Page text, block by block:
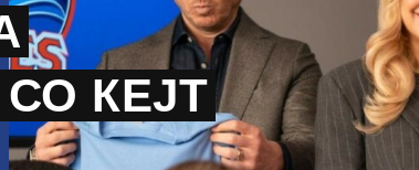
КЕЈТ